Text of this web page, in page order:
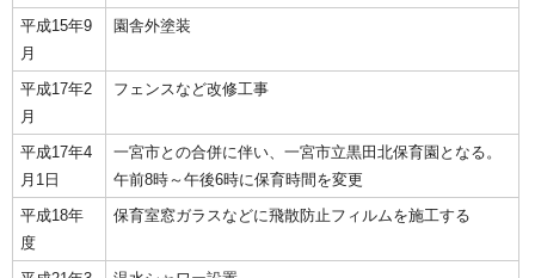
平成15年9
月
園舎外塗装
平成17年2
月
フェンスなど改修工事
平成17年4
月1日
一宮市との合併に伴い、一宮市立黒田北保育園となる。
午前8時～午後6時に保育時間を変更
平成18年
度
保育室窓ガラスなどに飛散防止フィルムを施工する